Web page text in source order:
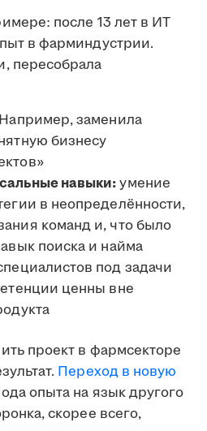
после 13 лет в ИТ
в фарминдустрии.
пересобрала
Например, заменила
бизнесу
навыки:умение
в неопределённости,
команд и, что было
поиска и найма
под задачи
ценны вне
проект в фармсекторе
Переход в новую
опыта на язык другого
скорее всего,